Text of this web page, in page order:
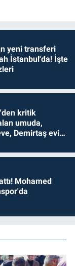
yeni transferi
İstanbul'da! İşte
kritik
umuda,
Demirtaş evine
Mohamed